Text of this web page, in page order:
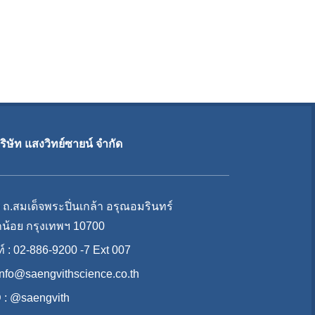
ษัท แสงวิทย์ซายน์ จำกัด
ถ.สมเด็จพระปิ่นเกล้า อรุณอมรินทร์
อย กรุงเทพฯ 10700
: 02-886-9200 -7 Ext 007
: @saengvith